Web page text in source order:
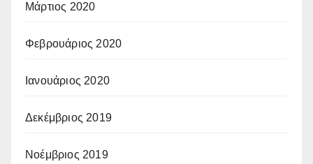
Μάρτιος 2020
Φεβρουάριος 2020
Ιανουάριος 2020
Δεκέμβριος 2019
Νοέμβριος 2019